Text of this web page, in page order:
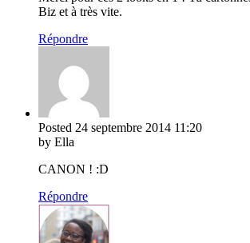
Biz et à très vite.
Répondre
Posted 24 septembre 2014 11:20
by Ella
CANON ! :D
Répondre